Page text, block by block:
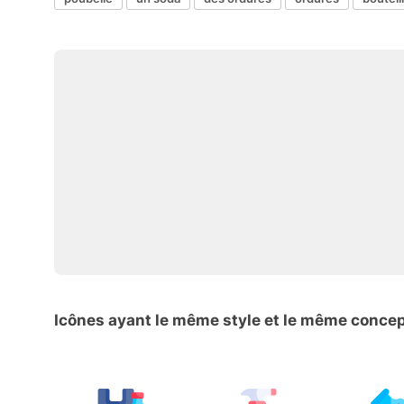
Icônes ayant le même style et le même